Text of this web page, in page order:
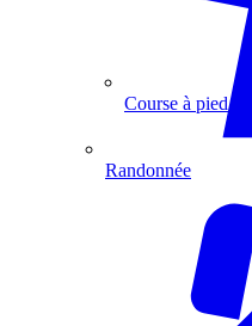
Course à pied
Randonnée